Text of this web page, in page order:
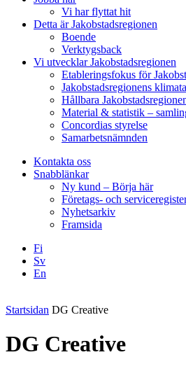
Vi har flyttat hit
Detta är Jakobstadsregionen
Boende
Verktygsback
Vi utvecklar Jakobstadsregionen
Etableringsfokus för
Jakobstadsregionens
Hållbara
Material & statistik –
Concordias styrelse
Samarbetsnämnden
Kontakta oss
Snabblänkar
Ny kund – Börja här
Företags- och
Nyhetsarkiv
Framsida
Fi
Sv
En
Startsidan DG Creative
DG Creative